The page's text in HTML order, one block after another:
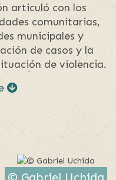
articuló con los
comunitarias,
municipales y
de casos y la
de violencia.
© Gabriel Uchida